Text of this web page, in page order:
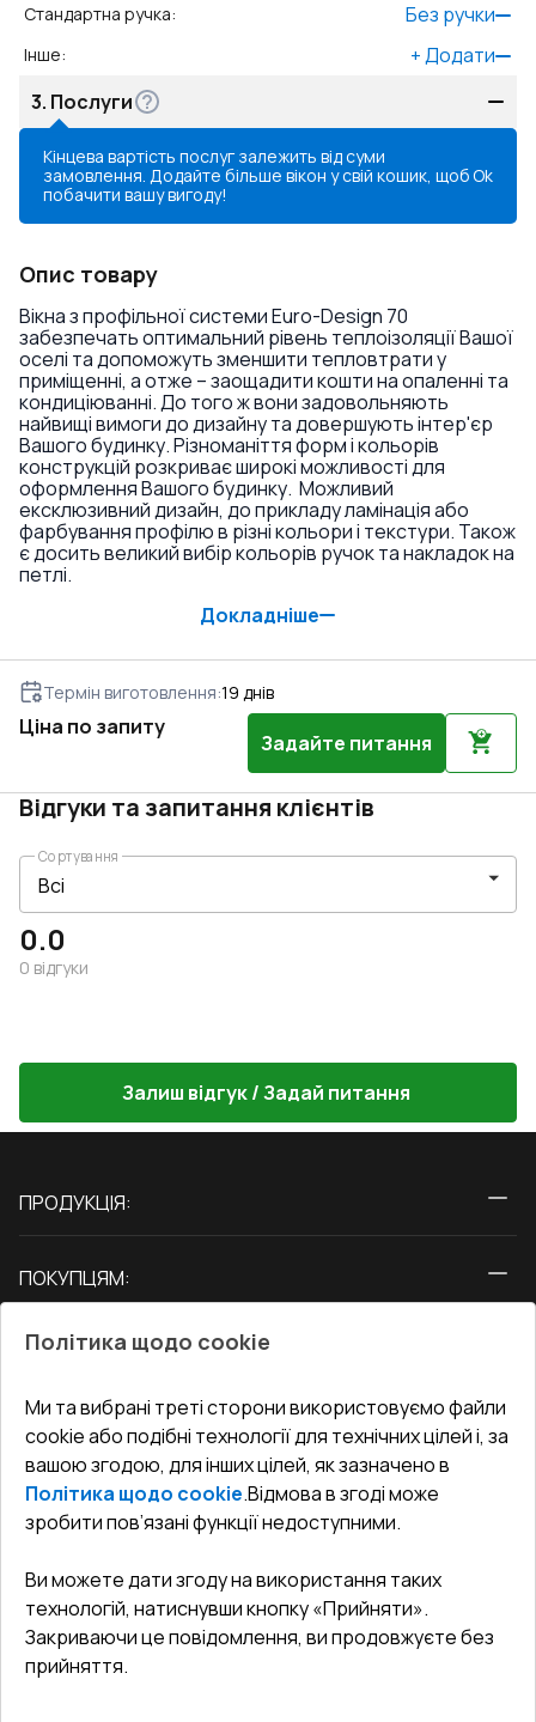
Стандартна ручка: Без ручки
Інше: +Додати
3. Послуги
Кінцева вартість послуг залежить від суми
замовлення. Додайте більше вікон у свій кошик, щоб
побачити вашу вигоду!
Ok
Опис товару
Вікна з профільної системи Euro-Design 70
забезпечать оптимальний рівень теплоізоляції Вашої
оселі та допоможуть зменшити тепловтрати у
приміщенні, а отже – заощадити кошти на опаленні та
кондиціюванні. До того ж вони задовольняють
найвищі вимоги до дизайну та довершують інтер'єр
Вашого будинку. Різноманіття форм і кольорів
конструкцій розкриває широкі можливості для
оформлення Вашого будинку. Можливий
ексклюзивний дизайн, до прикладу ламінація або
фарбування профілю в різні кольори і текстури. Також
є досить великий вибір кольорів ручок та накладок на
петлі.
Докладніше
Термін виготовлення:19 днів
Ціна по запиту
Задайте питання
Відгуки та запитання клієнтів
0.0
0 відгуки
Сортування
Залиш відгук / Задай питання
ПРОДУКЦІЯ:
Двері
ПОКУПЦЯМ:
Блог
Адреса гіпермаркета
Як правильно заміряти вікна
СЕРВІС ТА ОБЛУГОВУВАННЯ:
Доставка і Оплата
Гарантія та Сервіс
Повернення товару
Договір публічної оферти
КОНТАКТИ
Офіс:Україна, м. Вінниця, вул. Келецька 60 кв. 61
undefined(undefined)
Політика щодо cookie
Ми та вибрані треті сторони використовуємо файли
cookie або подібні технології для технічних цілей і, за
вашою згодою, для інших цілей, як зазначено в
Політика щодо cookie.Відмова в згоді може
зробити пов’язані функції недоступними.
Ви можете дати згоду на використання таких
технологій, натиснувши кнопку «Прийняти».
Закриваючи це повідомлення, ви продовжуєте без
прийняття.